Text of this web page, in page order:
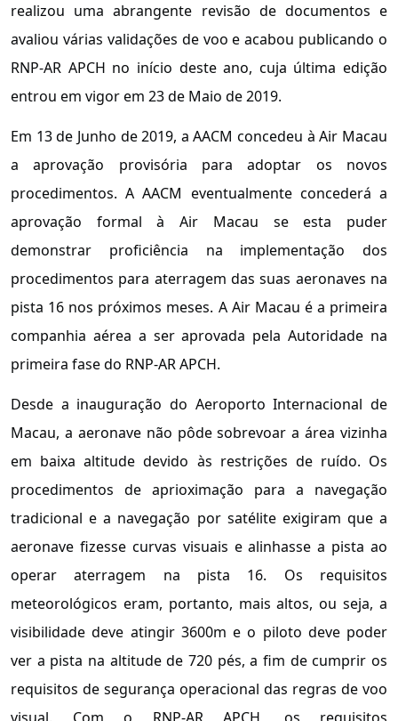
realizou uma abrangente revisão de documentos e
avaliou várias validações de voo e acabou publicando o
RNP-AR APCH no início deste ano, cuja última edição
entrou em vigor em 23 de Maio de 2019.
Em 13 de Junho de 2019, a AACM concedeu à Air Macau
a aprovação provisória para adoptar os novos
procedimentos. A AACM eventualmente concederá a
aprovação formal à Air Macau se esta puder
demonstrar proficiência na implementação dos
procedimentos para aterragem das suas aeronaves na
pista 16 nos próximos meses. A Air Macau é a primeira
companhia aérea a ser aprovada pela Autoridade na
primeira fase do RNP-AR APCH.
Desde a inauguração do Aeroporto Internacional de
Macau, a aeronave não pôde sobrevoar a área vizinha
em baixa altitude devido às restrições de ruído. Os
procedimentos de aprioximação para a navegação
tradicional e a navegação por satélite exigiram que a
aeronave fizesse curvas visuais e alinhasse a pista ao
operar aterragem na pista 16. Os requisitos
meteorológicos eram, portanto, mais altos, ou seja, a
visibilidade deve atingir 3600m e o piloto deve poder
ver a pista na altitude de 720 pés, a fim de cumprir os
requisitos de segurança operacional das regras de voo